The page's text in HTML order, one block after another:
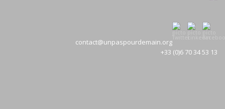
contact@unpaspourdemain.org
+33 (0)6 70 34 53 13